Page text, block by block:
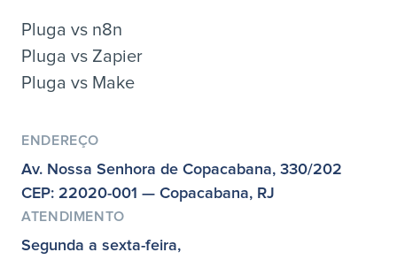
Pluga vs n8n
Pluga vs Zapier
Pluga vs Make
ENDEREÇO
Av. Nossa Senhora de Copacabana, 330/202
CEP: 22020-001 — Copacabana, RJ
ATENDIMENTO
Segunda a sexta-feira,